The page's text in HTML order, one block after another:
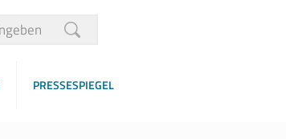
PRESSESPIEGEL